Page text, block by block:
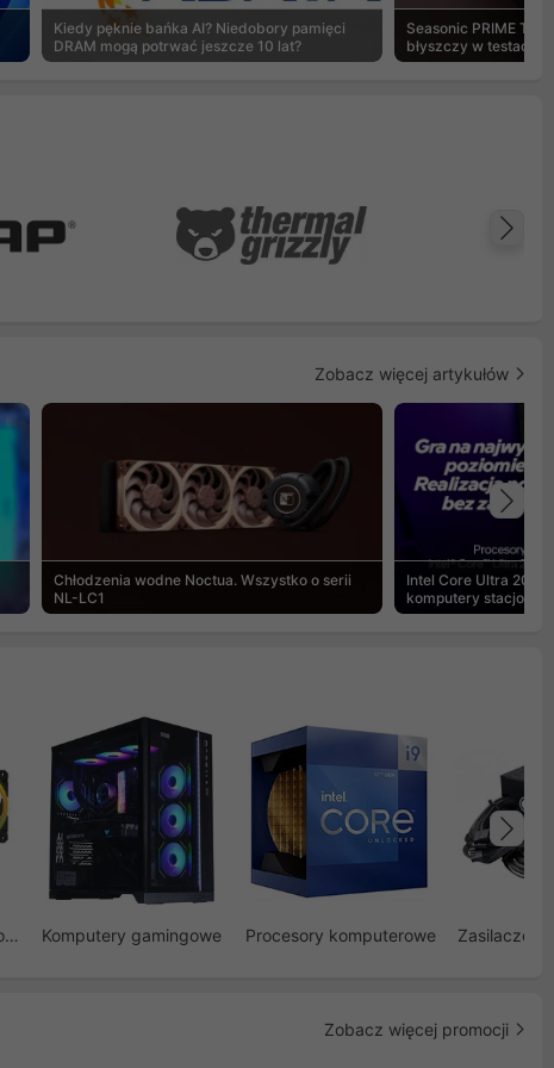
Kiedy pęknie bańka AI? Niedobory pamięci
DRAM mogą potrwać jeszcze 10 lat?
Seasonic PRIME
błyszczy w testach
Zobacz więcej artykułów
Chłodzenia wodne Noctua. Wszystko o serii
NL-LC1
Intel Core Ultra 200S
komputery
Wentylatory komputerowe Komputery gamingowe Procesory komputerowe Zasilacze
Zobacz więcej promocji